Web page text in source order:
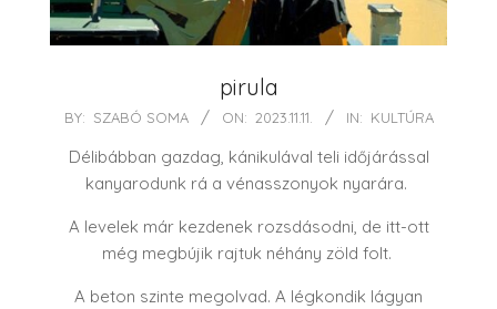
pirula
2023-
BY: SZABÓ SOMA ON: 2023.11.11. IN: KULTÚRA
Délibábban gazdag, kánikulával teli időjárással
kanyarodunk rá a vénasszonyok nyarára.
A levelek már kezdenek rozsdásodni, de itt-ott
még megbújik rajtuk néhány zöld folt.
A beton szinte megolvad. A légkondik lágyan